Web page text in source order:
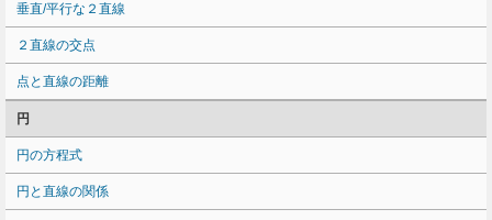
垂直/平行な２直線
２直線の交点
点と直線の距離
円
円の方程式
円と直線の関係